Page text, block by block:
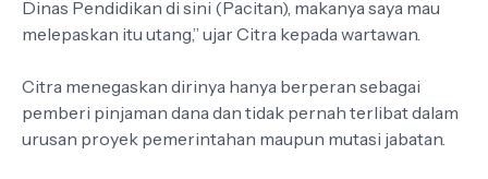
Dinas Pendidikan di sini (Pacitan), makanya saya mau
melepaskan itu utang,” ujar Citra kepada wartawan.
Citra menegaskan dirinya hanya berperan sebagai
pemberi pinjaman dana dan tidak pernah terlibat dalam
urusan proyek pemerintahan maupun mutasi jabatan.